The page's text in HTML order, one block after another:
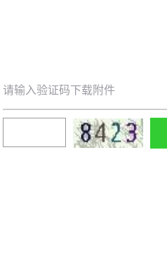
请输入验证码下载附件